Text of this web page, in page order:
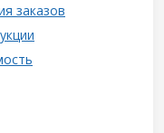
заказов